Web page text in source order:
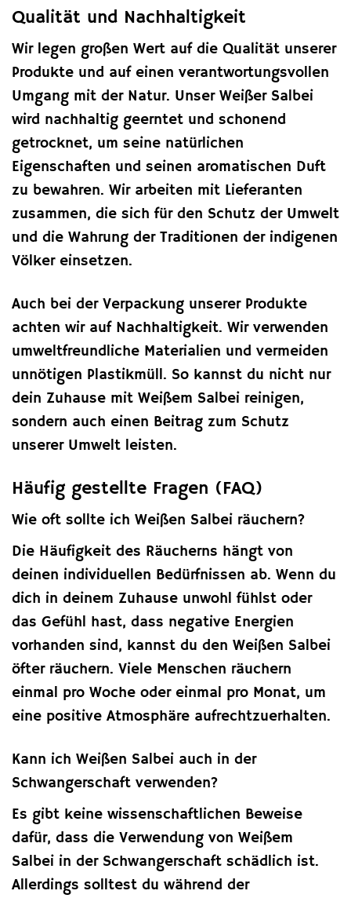
Qualität und Nachhaltigkeit
Wir legen großen Wert auf die Qualität unserer
Produkte und auf einen verantwortungsvollen
Umgang mit der Natur. Unser Weißer Salbei
wird nachhaltig geerntet und schonend
getrocknet, um seine natürlichen
Eigenschaften und seinen aromatischen Duft
zu bewahren. Wir arbeiten mit Lieferanten
zusammen, die sich für den Schutz der Umwelt
und die Wahrung der Traditionen der indigenen
Völker einsetzen.
Auch bei der Verpackung unserer Produkte
achten wir auf Nachhaltigkeit. Wir verwenden
umweltfreundliche Materialien und vermeiden
unnötigen Plastikmüll. So kannst du nicht nur
dein Zuhause mit Weißem Salbei reinigen,
sondern auch einen Beitrag zum Schutz
unserer Umwelt leisten.
Häufig gestellte Fragen (FAQ)
Wie oft sollte ich Weißen Salbei räuchern?
Die Häufigkeit des Räucherns hängt von
deinen individuellen Bedürfnissen ab. Wenn du
dich in deinem Zuhause unwohl fühlst oder
das Gefühl hast, dass negative Energien
vorhanden sind, kannst du den Weißen Salbei
öfter räuchern. Viele Menschen räuchern
einmal pro Woche oder einmal pro Monat, um
eine positive Atmosphäre aufrechtzuerhalten.
Kann ich Weißen Salbei auch in der
Schwangerschaft verwenden?
Es gibt keine wissenschaftlichen Beweise
dafür, dass die Verwendung von Weißem
Salbei in der Schwangerschaft schädlich ist.
Allerdings solltest du während der